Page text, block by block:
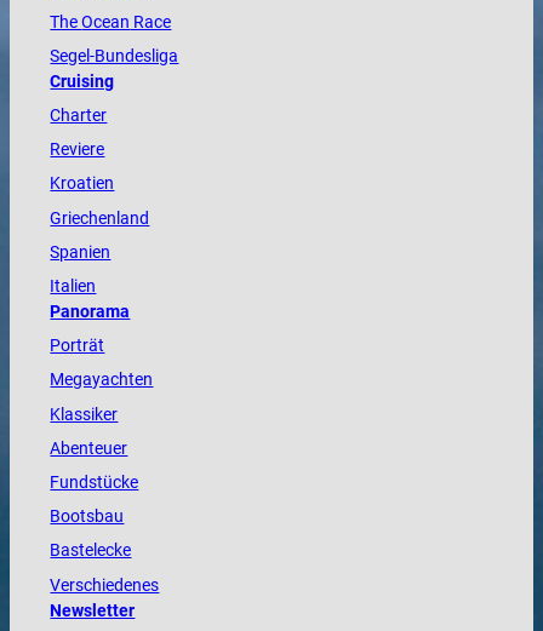
TheOcean Race
Segel-Bundesliga
Cruising
Charter
Reviere
Kroatien
Griechenland
Spanien
Italien
Panorama
Porträt
Megayachten
Klassiker
Abenteuer
Fundstücke
Bootsbau
Bastelecke
Verschiedenes
Newsletter